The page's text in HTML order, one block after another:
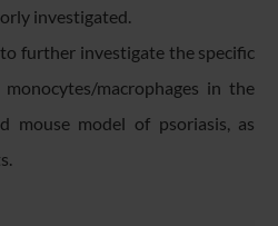
investigated.
further investigate the specific
macrophages in the
mouse model of psoriasis, as